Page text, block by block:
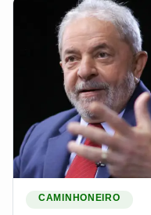
CAMINHONEIRO